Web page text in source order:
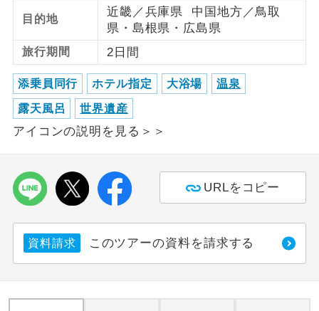
目的地
近畿／兵庫県 中国地方／鳥取
県・島根県・広島県
旅行期間 2日間
添乗員同行 ホテル指定 大浴場 温泉
露天風呂 世界遺産
アイコンの説明を見る＞＞
URLをコピー
資料請求 このツアーの資料を請求する
ご参加にあたり年齢に制限があるコース
です。
航空会社指定
画にとても便利です。
ホテル指定
ご紹介するホテルを指定したコースで
す。
ス2席利用
す。